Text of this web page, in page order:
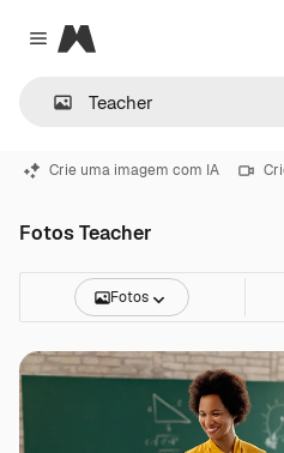
Close menu
Magnific
Crie uma imagem com IA
Fotos Teacher
Fotos